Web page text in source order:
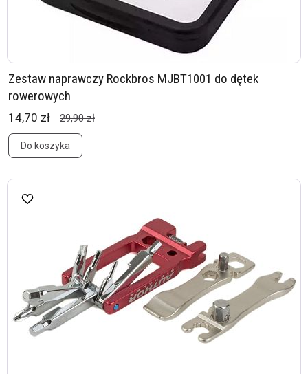
Zestaw naprawczy Rockbros MJBT1001 do dętek
rowerowych
14,70 zł 29,90 zł
Do koszyka